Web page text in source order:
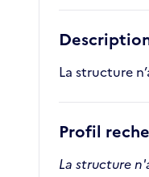
La structure
Profil
La structure